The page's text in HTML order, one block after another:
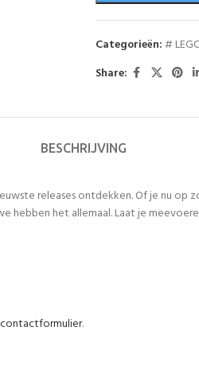
Categorieën:#
Share:
BESCHRIJVING
releases ontdekken. Of je nu
het allemaal. Laat je
contactformulier.